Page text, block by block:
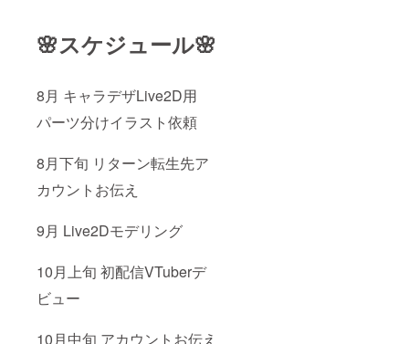
🌸スケジュール🌸
8月 キャラデザLive2D用
パーツ分けイラスト依頼
8月下旬 リターン転生先ア
カウントお伝え
9月 Live2Dモデリング
10月上旬 初配信VTuberデ
ビュー
10月中旬 アカウントお伝え